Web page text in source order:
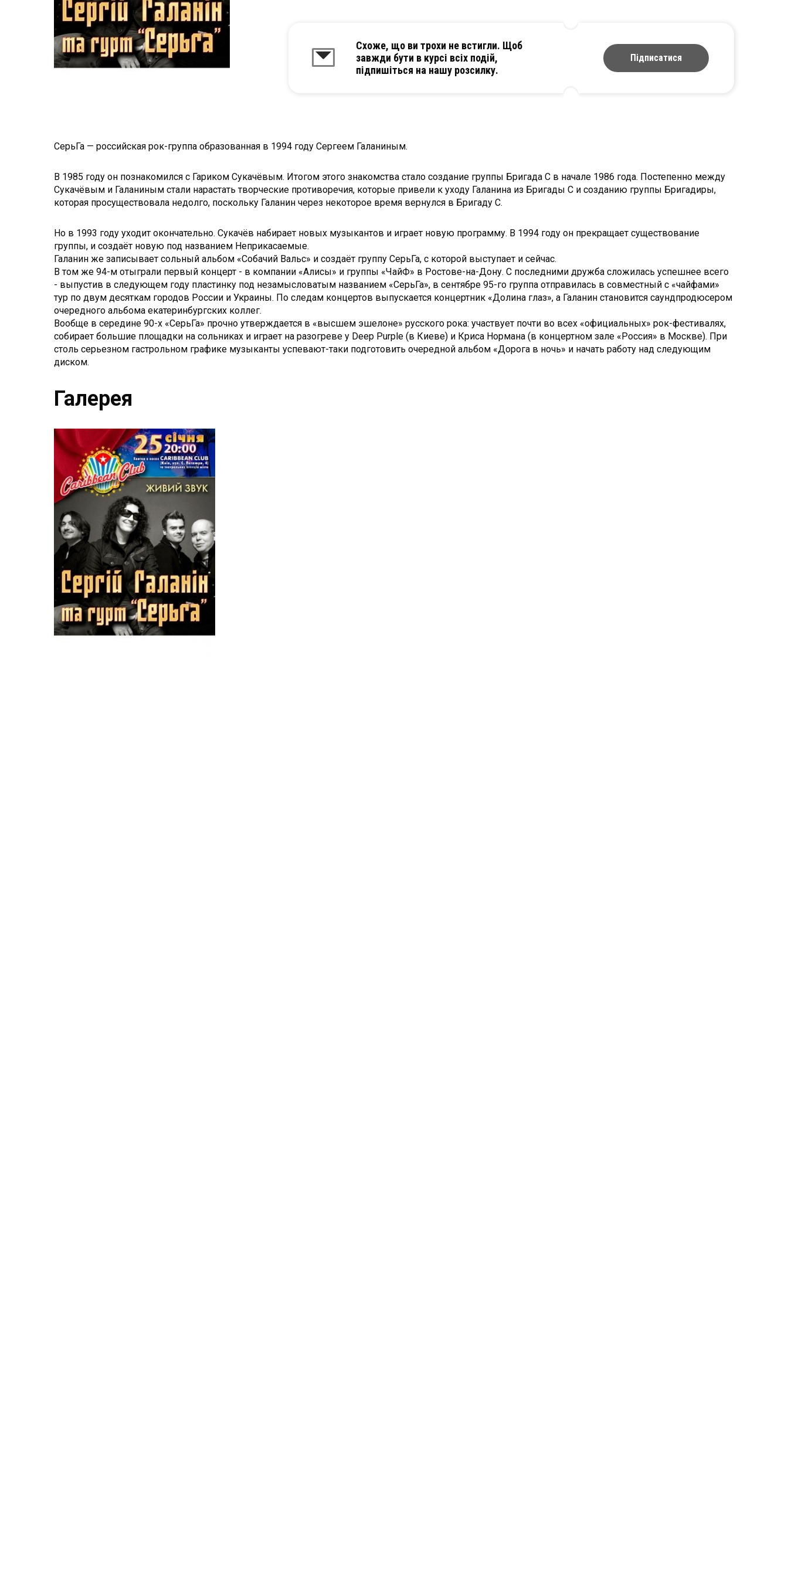
Схоже, що ви трохи не встигли. Щоб
завжди бути в курсі всіх подій,
підпишіться на нашу розсилку.
Підписатися
СерьГа — российская рок-группа образованная в 1994 году Сергеем Галаниным.
В 1985 году он познакомился с Гариком Сукачёвым. Итогом этого знакомства стало создание группы Бригада С в начале 1986 года. Постепенно между
Сукачёвым и Галаниным стали нарастать творческие противоречия, которые привели к уходу Галанина из Бригады С и созданию группы Бригадиры,
которая просуществовала недолго, поскольку Галанин через некоторое время вернулся в Бригаду С.
Но в 1993 году уходит окончательно. Сукачёв набирает новых музыкантов и играет новую программу. В 1994 году он прекращает существование
группы, и создаёт новую под названием Неприкасаемые.
Галанин же записывает сольный альбом «Собачий Вальс» и создаёт группу СерьГа, с которой выступает и сейчас.
В том же 94-м отыграли первый концерт - в компании «Алисы» и группы «ЧайФ» в Ростове-на-Дону. С последними дружба сложилась успешнее всего
- выпустив в следующем году пластинку под незамысловатым названием «СерьГа», в сентябре 95-го группа отправилась в совместный с «чайфами»
тур по двум десяткам городов России и Украины. По следам концертов выпускается концертник «Долина глаз», а Галанин становится саундпродюсером
очередного альбома екатеринбургских коллег.
Вообще в середине 90-х «СерьГа» прочно утверждается в «высшем эшелоне» русского рока: участвует почти во всех «официальных» рок-фестивалях,
собирает большие площадки на сольниках и играет на разогреве у Deep Purple (в Киеве) и Криса Нормана (в концертном зале «Россия» в Москве). При
столь серьезном гастрольном графике музыканты успевают-таки подготовить очередной альбом «Дорога в ночь» и начать работу над следующим
диском.
Галерея